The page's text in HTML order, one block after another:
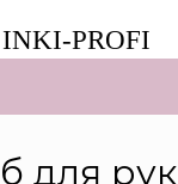
INKI-PROFI
для рук